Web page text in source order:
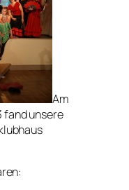
Am
fand unsere